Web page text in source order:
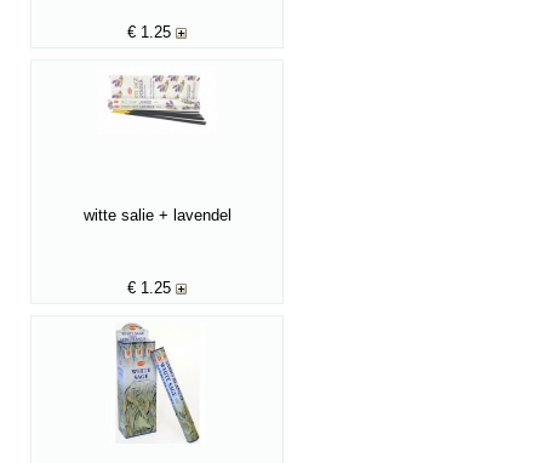
€ 1.25
witte salie + lavendel
€ 1.25